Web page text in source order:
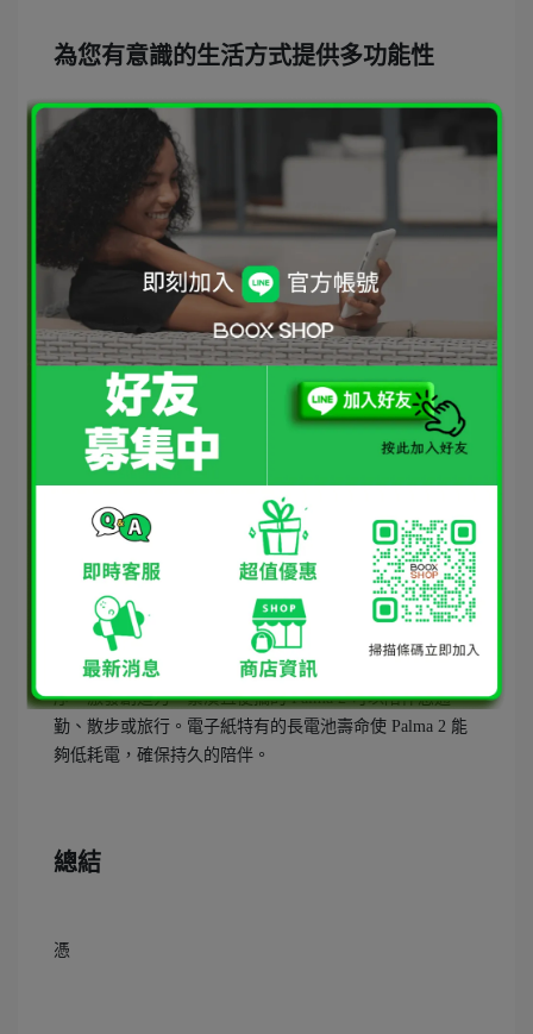
為您有意識的生活方式提供多功能性
Palma 2 是您有意識生活的伴侶，功能比您想像的更為多
樣。除了卓越的閱讀功能外，
使其能在您的生活中扮演多重角色。雙麥克風和揚聲器使
其成為便攜的音樂和播客播放器，而配備 LED 閃光燈的
16MP相機則可作為辦公室中的便捷掃描儀。最新的固件包
括一個
AI助手 ，隨時準備回答您的任何問題。
得益於開放的 Android 系統的靈活性，您可以輕鬆下載生
產力應用程式來安排待辦事項和記錄想法，使生活更加有
序，激發創造力。緊湊且便攜的 Palma 2 可以陪伴您通
勤、散步或旅行。電子紙特有的長電池壽命使 Palma 2 能
夠低耗電，確保持久的陪伴。
總結
憑